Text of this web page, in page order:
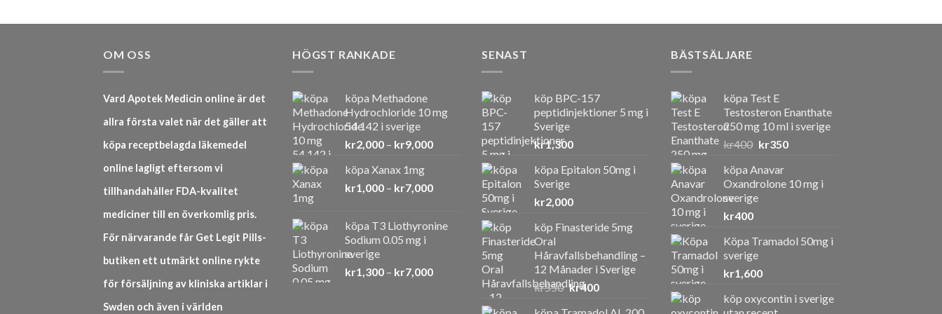
OM OSS
Vard Apotek Medicin online är det
allra första valet när det gäller att
köpa receptbelagda läkemedel
online lagligt eftersom vi
tillhandahåller FDA-kvalitet
mediciner till en överkomlig pris.
För närvarande får Get Legit Pills-
butiken ett utmärkt online rykte
för försäljning av kliniska artiklar i
Swden och även i världen
HÖGST RANKADE
köpa Methadone
Hydrochloride 10 mg
54 142 i sverige
kr2,000 – kr9,000Prisintervall:
kr9,000
köpa Xanax 1mg
kr1,000 – kr7,000Prisintervall:
kr7,000
köpa T3 Liothyronine
Sodium 0.05 mg i
sverige
kr1,300 – kr7,000Prisintervall:
SENAST
köp BPC-157
peptidinjektioner 5 mg i
Sverige
kr1,300
köpa Epitalon 50mg i
Sverige
kr2,000
köp Finasteride 5mg
Oral
Håravfallsbehandling –
12 Månader i Sverige
kr550 Det
kr400Det
BÄSTSÄLJARE
köpa Test E
Testosteron Enanthate
250 mg 10 ml i sverige
kr400 Det
priset
var:
kr400.
kr350Det
är:
köpa Anavar
Oxandrolone 10 mg i
sverige
kr400
Köpa Tramadol 50mg i
sverige
kr1,600
köp oxycontin i sverige